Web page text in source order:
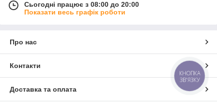
Сьогодні працює з 08:00 до 20:00
Показати весь графік роботи
Про нас
Контакти
Доставка та оплата
КНОПКА
ЗВ'ЯЗКУ